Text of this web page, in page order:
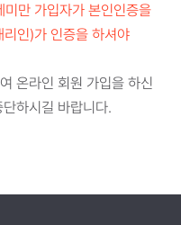
만 가입자가 본인인증을
인)가 인증을 하셔야
온라인 회원 가입을 하신
하시길 바랍니다.